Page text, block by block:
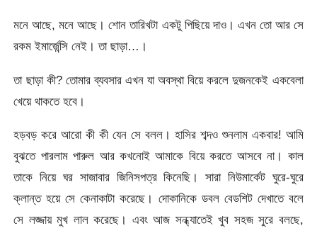
মনে আছে, মনে আছে। শোন তারিখটা একটু পিছিয়ে দাও। এখন তো আর সে
রকম ইমার্জেন্সি নেই। তা ছাড়া…।
তা ছাড়া কী? তোমার ব্যবসার এখন যা অবস্থা বিয়ে করলে দুজনকেই একবেলা
খেয়ে থাকতে হবে।
হড়বড় করে আরো কী কী যেন সে বলল। হাসির শব্দও শুনলাম একবার! আমি
বুঝতে পারলাম পারুল আর কখনোই আমাকে বিয়ে করতে আসবে না। কাল
তাকে নিয়ে ঘর সাজাবার জিনিসপত্র কিনেছি। সারা নিউমার্কেট ঘুরে-ঘুরে
ক্লান্ত হয়ে সে কেনাকাটা করেছে। দোকানিকে ডবল বেডশিট দেখাতে বলে
সে লজ্জায় মুখ লাল করেছে। এবং আজ সন্ধ্যাতেই খুব সহজ সুরে বলছে,